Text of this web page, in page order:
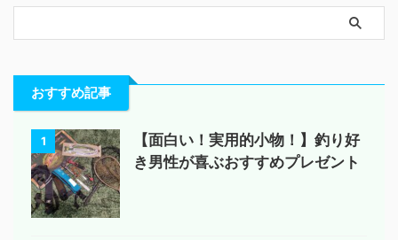
おすすめ記事
1
【面白い！実用的小物！】釣り好
き男性が喜ぶおすすめプレゼント